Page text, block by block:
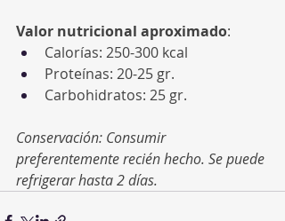
Valor nutricional aproximado:
Calorías: 250-300 kcal
Proteínas: 20-25 gr.
Carbohidratos: 25 gr.
Conservación: Consumir
preferentemente recién hecho. Se puede
refrigerar hasta 2 días.